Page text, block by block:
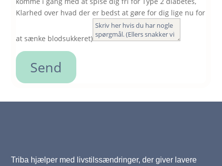
Klarhed over hvad der er bedst at gøre for dig lige nu for
at sænke blodsukkeret)
Send
Triba hjælper med livstilssændringer, der giver lavere